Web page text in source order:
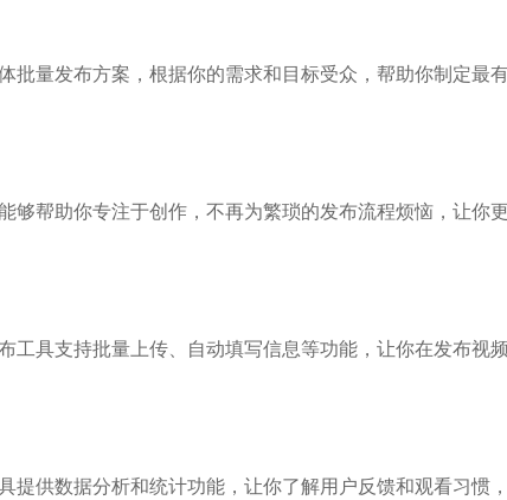
批量发布方案，根据你的需求和目标受众，帮助你制定最
够帮助你专注于创作，不再为繁琐的发布流程烦恼，让你
工具支持批量上传、自动填写信息等功能，让你在发布视
提供数据分析和统计功能，让你了解用户反馈和观看习惯